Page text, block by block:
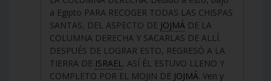
a Egipto PARA RECOGER TODAS LAS CHISPAS
SANTAS, DEL ASPECTO DE JOJMÁ DE LA
COLUMNA DERECHA Y SACARLAS DE ALLÍ.
DESPUÉS DE LOGRAR ESTO, REGRESÓ A LA
TIERRA DE ISRAEL. ASÍ ÉL ESTUVO LLENO Y
COMPLETO POR EL MOJIN DE JOJMÁ. Ven y